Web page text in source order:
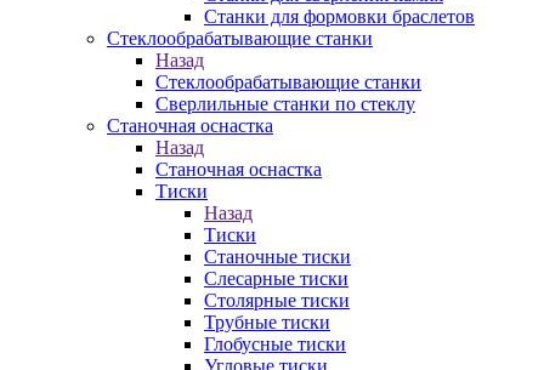
Станки для формовки браслетов
Стеклообрабатывающие станки
Назад
Стеклообрабатывающие станки
Сверлильные станки по стеклу
Станочная оснастка
Назад
Станочная оснастка
Тиски
Назад
Тиски
Станочные тиски
Слесарные тиски
Столярные тиски
Трубные тиски
Глобусные тиски
Угловые тиски